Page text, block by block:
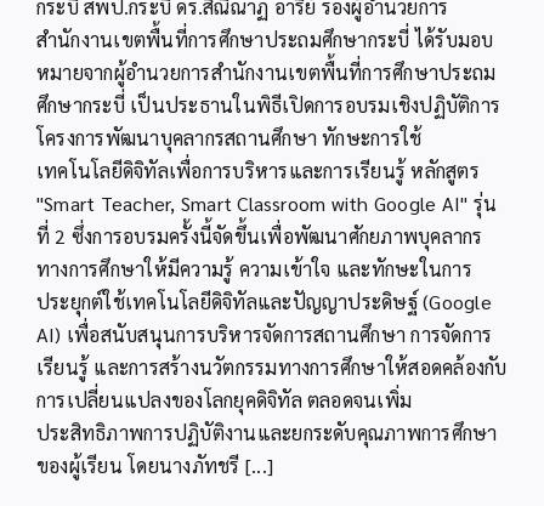
ปฏิบัติ
การ
ทักษะ
การ
ใช้
เทคโนโลยี
ดิจิทัล
เพื่อ
การ
บริหาร
และ
การ
เรียน
รู้
หลักสูตร
“Smart
Teacher,
Smart
Classroom
with
Google
กระบี่ สพป.กระบี่ ดร.สิณีณาฏ อารีย์ รองผู้อำนวยการ
สำนักงานเขตพื้นที่การศึกษาประถมศึกษากระบี่ ได้รับมอบ
หมายจากผู้อำนวยการสำนักงานเขตพื้นที่การศึกษาประถม
ศึกษากระบี่ เป็นประธานในพิธีเปิดการอบรมเชิงปฏิบัติการ
โครงการพัฒนาบุคลากรสถานศึกษา ทักษะการใช้
เทคโนโลยีดิจิทัลเพื่อการบริหารและการเรียนรู้ หลักสูตร
"Smart Teacher, Smart Classroom with Google AI" รุ่น
ที่ 2 ซึ่งการอบรมครั้งนี้จัดขึ้นเพื่อพัฒนาศักยภาพบุคลากร
ทางการศึกษาให้มีความรู้ ความเข้าใจ และทักษะในการ
ประยุกต์ใช้เทคโนโลยีดิจิทัลและปัญญาประดิษฐ์ (Google
AI) เพื่อสนับสนุนการบริหารจัดการสถานศึกษา การจัดการ
เรียนรู้ และการสร้างนวัตกรรมทางการศึกษาให้สอดคล้องกับ
การเปลี่ยนแปลงของโลกยุคดิจิทัล ตลอดจนเพิ่ม
ประสิทธิภาพการปฏิบัติงานและยกระดับคุณภาพการศึกษา
ของผู้เรียน โดยนางภัทชรี [...]